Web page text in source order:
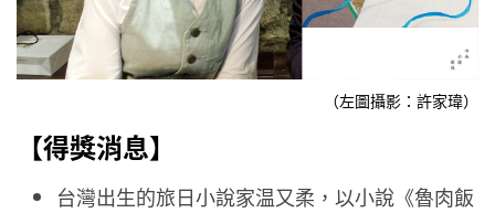
（左圖攝影：許家瑋）
【得獎消息】
台灣出生的旅日小說家温又柔，以小說《魯肉飯